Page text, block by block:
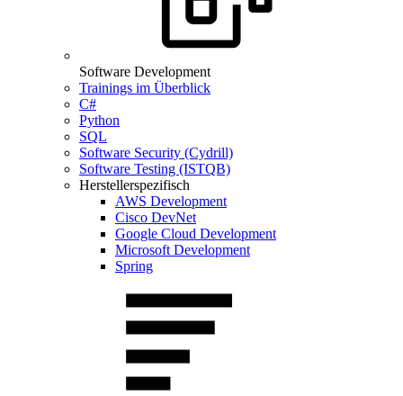
Software Development
Trainings im Überblick
C#
Python
SQL
Software Security (Cydrill)
Software Testing (ISTQB)
Herstellerspezifisch
AWS Development
Cisco DevNet
Google Cloud Development
Microsoft Development
Spring